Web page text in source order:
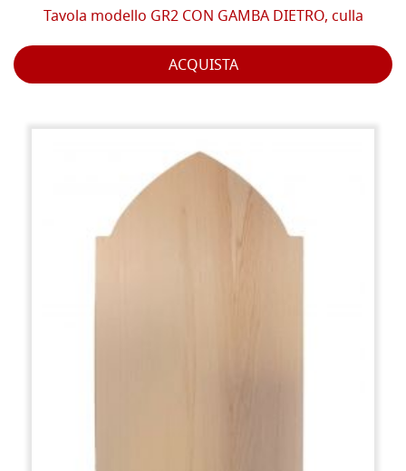
Tavola modello GR2 CON GAMBA DIETRO, culla
ACQUISTA